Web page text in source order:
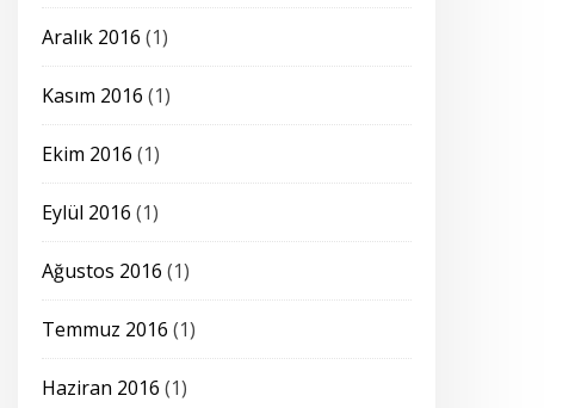
Aralık 2016 (1)
Kasım 2016 (1)
Ekim 2016 (1)
Eylül 2016 (1)
Ağustos 2016 (1)
Temmuz 2016 (1)
Haziran 2016 (1)